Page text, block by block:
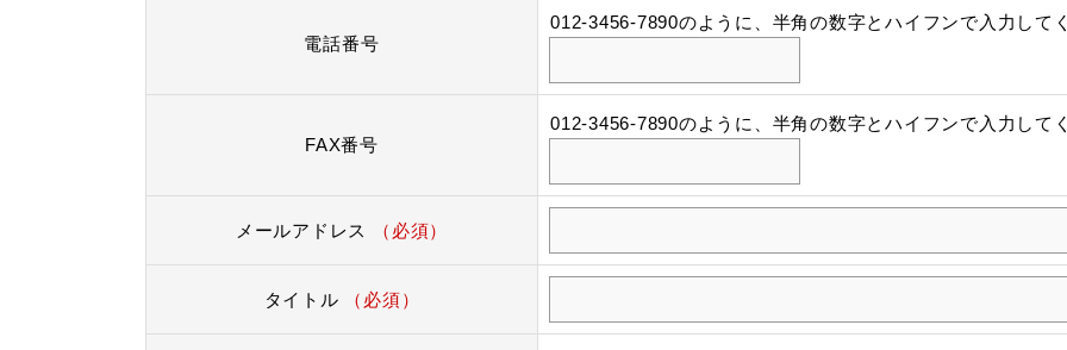
電話番号
012-3456-7890のように、半角の数字とハイフンで入力して
FAX番号
012-3456-7890のように、半角の数字とハイフンで入力して
メールアドレス （必須）
タイトル （必須）